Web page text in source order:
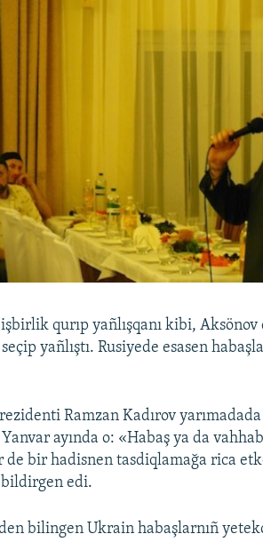
qurıp yañlışqanı kibi, Aksönov
yañlıştı. Rusiyede esasen
Ramzan Kadırov yarımadada
ayında o: «Habaş ya da
bir hadisnen tasdiqlamağa rica
bildirgen edi.
bilingen Ukrain habaşlarnıñ